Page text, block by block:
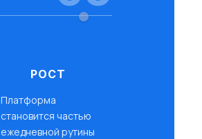
РОСТ
Платформа
становится частью
ежедневной рутины